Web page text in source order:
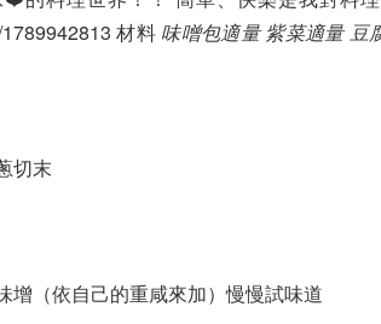
材料 味噌包適量 紫菜適量豆
切末
增（依自己的重咸來加）慢慢試味道